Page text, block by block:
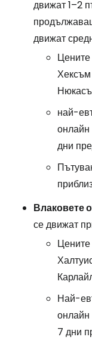
движат 1–2
движат
най-
онлайн
дни
Влаковете
се движат
Най-
онлайн
7 дни